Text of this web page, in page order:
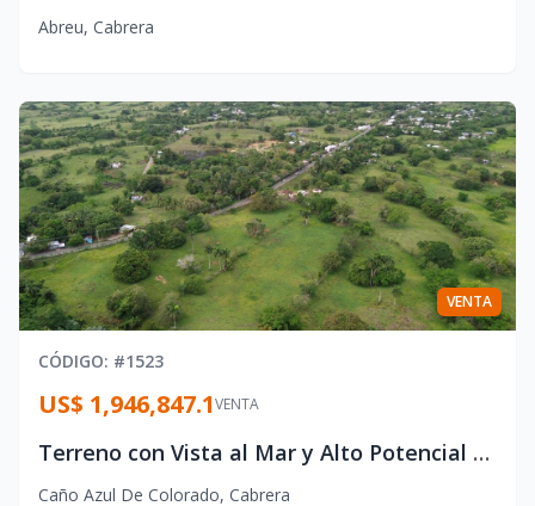
Abreu, Cabrera
VENTA
CÓDIGO: #1523
VENTA
US$ 1,946,847.1
Terreno con Vista al Mar y Alto Potencial de Desarrollo en Caño Azul, Cabrera
Caño Azul De Colorado, Cabrera